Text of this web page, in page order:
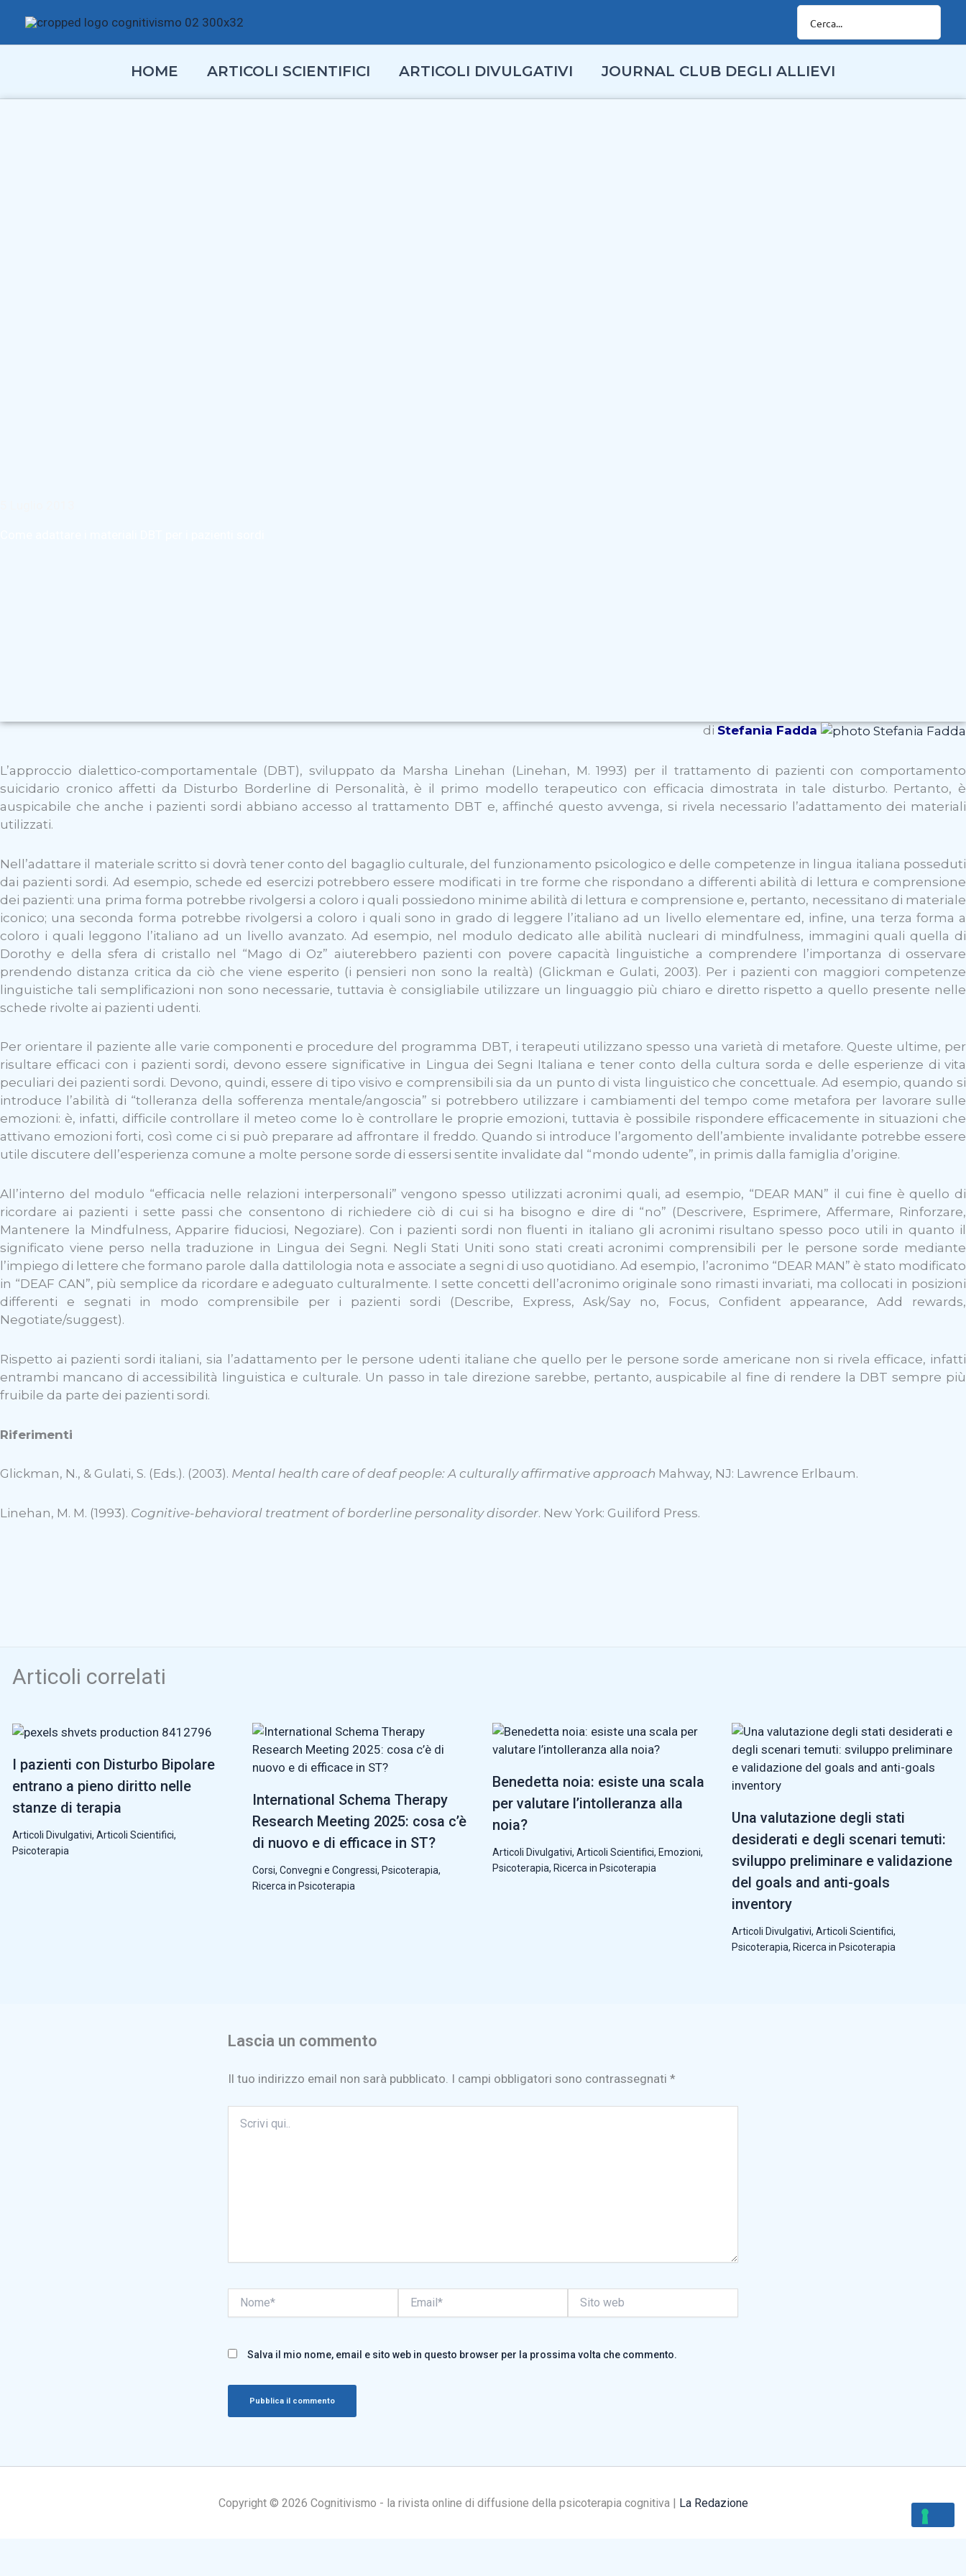
contenuto
HOME ARTICOLI SCIENTIFICI ARTICOLI DIVULGATIVI JOURNAL CLUB DEGLI ALLIEVI
di Stefania Fadda
L’approccio dialettico-comportamentale (DBT), sviluppato da Marsha Linehan (Linehan, M. 1993) per il trattamento di pazienti con comportamento
suicidario cronico affetti da Disturbo Borderline di Personalità, è il primo modello terapeutico con efficacia dimostrata in tale disturbo. Pertanto, è
auspicabile che anche i pazienti sordi abbiano accesso al trattamento DBT e, affinché questo avvenga, si rivela necessario l’adattamento dei materiali
utilizzati.
Nell’adattare il materiale scritto si dovrà tener conto del bagaglio culturale, del funzionamento psicologico e delle competenze in lingua italiana posseduti
dai pazienti sordi. Ad esempio, schede ed esercizi potrebbero essere modificati in tre forme che rispondano a differenti abilità di lettura e comprensione
dei pazienti: una prima forma potrebbe rivolgersi a coloro i quali possiedono minime abilità di lettura e comprensione e, pertanto, necessitano di materiale
iconico; una seconda forma potrebbe rivolgersi a coloro i quali sono in grado di leggere l’italiano ad un livello elementare ed, infine, una terza forma a
coloro i quali leggono l’italiano ad un livello avanzato. Ad esempio, nel modulo dedicato alle abilità nucleari di mindfulness, immagini quali quella di
Dorothy e della sfera di cristallo nel “Mago di Oz” aiuterebbero pazienti con povere capacità linguistiche a comprendere l’importanza di osservare
prendendo distanza critica da ciò che viene esperito (i pensieri non sono la realtà) (Glickman e Gulati, 2003). Per i pazienti con maggiori competenze
linguistiche tali semplificazioni non sono necessarie, tuttavia è consigliabile utilizzare un linguaggio più chiaro e diretto rispetto a quello presente nelle
schede rivolte ai pazienti udenti.
Per orientare il paziente alle varie componenti e procedure del programma DBT, i terapeuti utilizzano spesso una varietà di metafore. Queste ultime, per
risultare efficaci con i pazienti sordi, devono essere significative in Lingua dei Segni Italiana e tener conto della cultura sorda e delle esperienze di vita
peculiari dei pazienti sordi. Devono, quindi, essere di tipo visivo e comprensibili sia da un punto di vista linguistico che concettuale. Ad esempio, quando si
introduce l’abilità di “tolleranza della sofferenza mentale/angoscia” si potrebbero utilizzare i cambiamenti del tempo come metafora per lavorare sulle
emozioni: è, infatti, difficile controllare il meteo come lo è controllare le proprie emozioni, tuttavia è possibile rispondere efficacemente in situazioni che
attivano emozioni forti, così come ci si può preparare ad affrontare il freddo. Quando si introduce l’argomento dell’ambiente invalidante potrebbe essere
utile discutere dell’esperienza comune a molte persone sorde di essersi sentite invalidate dal “mondo udente”, in primis dalla famiglia d’origine.
All’interno del modulo “efficacia nelle relazioni interpersonali” vengono spesso utilizzati acronimi quali, ad esempio, “DEAR MAN” il cui fine è quello di
ricordare ai pazienti i sette passi che consentono di richiedere ciò di cui si ha bisogno e dire di “no” (Descrivere, Esprimere, Affermare, Rinforzare,
Mantenere la Mindfulness, Apparire fiduciosi, Negoziare). Con i pazienti sordi non fluenti in italiano gli acronimi risultano spesso poco utili in quanto il
significato viene perso nella traduzione in Lingua dei Segni. Negli Stati Uniti sono stati creati acronimi comprensibili per le persone sorde mediante
l’impiego di lettere che formano parole dalla dattilologia nota e associate a segni di uso quotidiano. Ad esempio, l’acronimo “DEAR MAN” è stato modificato
in “DEAF CAN”, più semplice da ricordare e adeguato culturalmente. I sette concetti dell’acronimo originale sono rimasti invariati, ma collocati in posizioni
differenti e segnati in modo comprensibile per i pazienti sordi (Describe, Express, Ask/Say no, Focus, Confident appearance, Add rewards,
Negotiate/suggest).
Rispetto ai pazienti sordi italiani, sia l’adattamento per le persone udenti italiane che quello per le persone sorde americane non si rivela efficace, infatti
entrambi mancano di accessibilità linguistica e culturale. Un passo in tale direzione sarebbe, pertanto, auspicabile al fine di rendere la DBT sempre più
fruibile da parte dei pazienti sordi.
Riferimenti
Glickman, N., & Gulati, S. (Eds.). (2003). Mental health care of deaf people: A culturally affirmative approach Mahway, NJ: Lawrence Erlbaum.
Linehan, M. M. (1993). Cognitive-behavioral treatment of borderline personality disorder. New York: Guiliford Press.
Articoli correlati
I pazienti con Disturbo Bipolare
entrano a pieno diritto nelle
stanze di terapia
Articoli Divulgativi, Articoli Scientifici,
Psicoterapia
International Schema Therapy
Research Meeting 2025: cosa c’è
di nuovo e di efficace in ST?
Corsi, Convegni e Congressi, Psicoterapia,
Ricerca in Psicoterapia
Benedetta noia: esiste una scala
per valutare l’intolleranza alla
noia?
Articoli Divulgativi, Articoli Scientifici, Emozioni,
Psicoterapia, Ricerca in Psicoterapia
Una valutazione degli stati
desiderati e degli scenari temuti:
sviluppo preliminare e validazione
del goals and anti-goals
inventory
Articoli Divulgativi,Articoli Scientifici,
Psicoterapia,Ricerca in Psicoterapia
Lascia un commento
Il tuo indirizzo email non sarà pubblicato. I campi obbligatori sono contrassegnati *
qui..
web
Salva il mio nome, email e sito web in questo browser per la prossima volta che commento.
Copyright © 2026 Cognitivismo - la rivista online di diffusione della psicoterapia cognitiva | La Redazione